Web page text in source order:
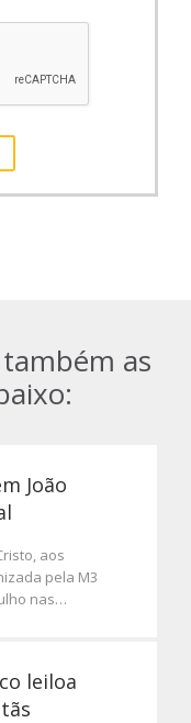
as
João
aos
pela M3
nas…
leiloa